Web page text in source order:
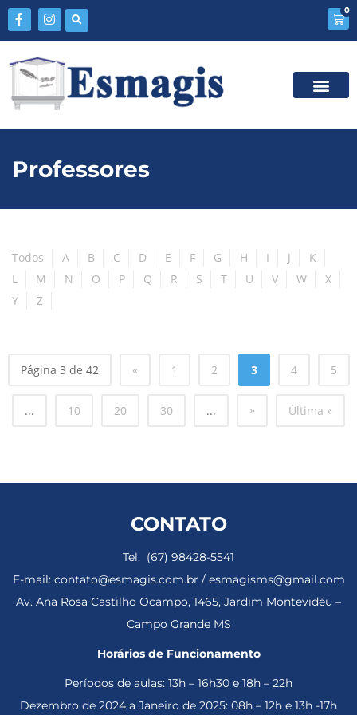
0
Professores
Todos A B C D E F G H I J
K
L
M N O P Q R S T U V W
X
Y
Z
Página 3 de 42 « 1 2 3 4 5
... 10 20 30 ... » Última »
CONTATO
Tel. (67) 98428-5541
E-mail: contato@esmagis.com.br / esmagisms@gmail.com
Av. Ana Rosa Castilho Ocampo, 1465, Jardim Montevidéu –
Campo Grande MS
Horários de Funcionamento
Períodos de aulas: 13h – 16h30 e 18h – 22h
Dezembro de 2024 a Janeiro de 2025: 08h – 12h e 13h -17h